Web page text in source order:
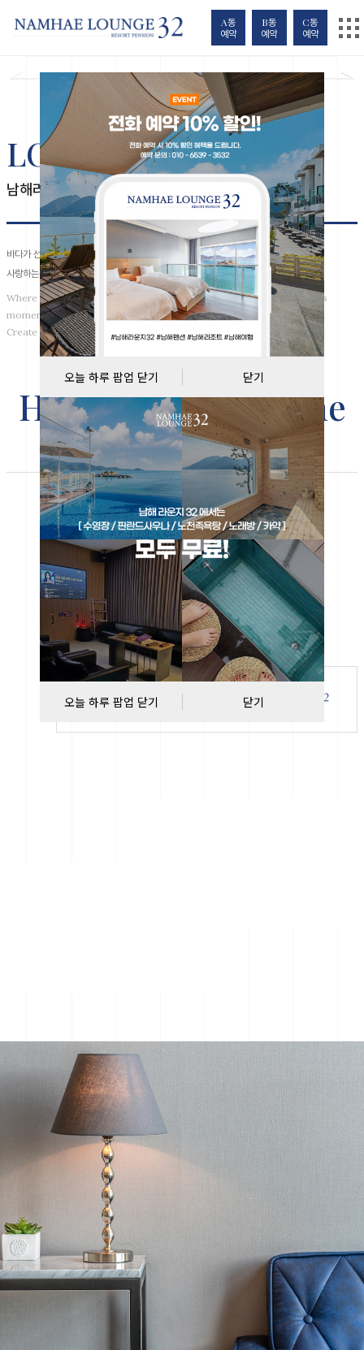
A동
예약
B동
예약
C동
예약
01 / 12
LOUNGE 32
남해라운지32
바다가 선물하는 완벽한 뷰와 함께하는 특별한 순간들.
사랑하는 이들과 잊지 못할 추억을 만들어보세요.
Where sky and ocean unite to gift you perfect views for your precious
moments.
Create unforgettable memories in our premium sanctuary.
Healing spaceby the
ocean
NAMHAE LOUNGE 32
하늘과 바다가 만나는 환상적인 뷰 를 품은 프리미엄 리조트.
남해의 절경 과 함께 최고의 휴식을 경험하세요.
예약
오늘 하루 팝업 닫기 닫기
오늘 하루 팝업 닫기 닫기